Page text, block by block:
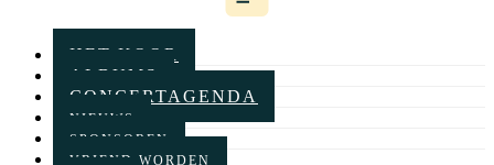
HET KOOR
ALBUMS
CONCERTAGENDA
NIEUWS
SPONSOREN
VRIEND WORDEN